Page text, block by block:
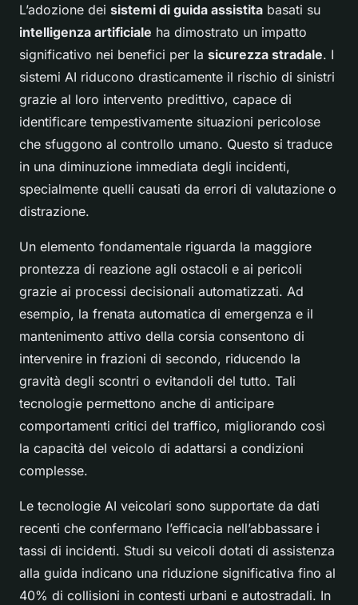
L’adozione dei sistemi di guida assistita basati su
intelligenza artificiale ha dimostrato un impatto
significativo nei benefici per la sicurezza stradale. I
sistemi AI riducono drasticamente il rischio di sinistri
grazie al loro intervento predittivo, capace di
identificare tempestivamente situazioni pericolose
che sfuggono al controllo umano. Questo si traduce
in una diminuzione immediata degli incidenti,
specialmente quelli causati da errori di valutazione o
distrazione.
Un elemento fondamentale riguarda la maggiore
prontezza di reazione agli ostacoli e ai pericoli
grazie ai processi decisionali automatizzati. Ad
esempio, la frenata automatica di emergenza e il
mantenimento attivo della corsia consentono di
intervenire in frazioni di secondo, riducendo la
gravità degli scontri o evitandoli del tutto. Tali
tecnologie permettono anche di anticipare
comportamenti critici del traffico, migliorando così
la capacità del veicolo di adattarsi a condizioni
complesse.
Le tecnologie AI veicolari sono supportate da dati
recenti che confermano l’efficacia nell’abbassare i
tassi di incidenti. Studi su veicoli dotati di assistenza
alla guida indicano una riduzione significativa fino al
40% di collisioni in contesti urbani e autostradali. In